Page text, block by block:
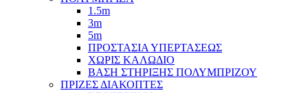
1.5m
3m
5m
ΠΡΟΣΤΑΣΙΑ ΥΠΕΡΤΑΣΕΩΣ
ΧΩΡΙΣ ΚΑΛΩΔΙΟ
ΒΑΣΗ ΣΤΗΡΙΞΗΣ ΠΟΛΥΜΠΡΙΖΟΥ
ΠΡΙΖΕΣ ΔΙΑΚΟΠΤΕΣ